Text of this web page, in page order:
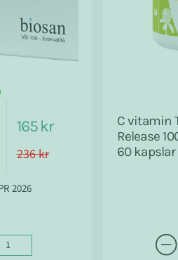
165 kr
236 kr
2026
C vitamin
Release
60 kapslar